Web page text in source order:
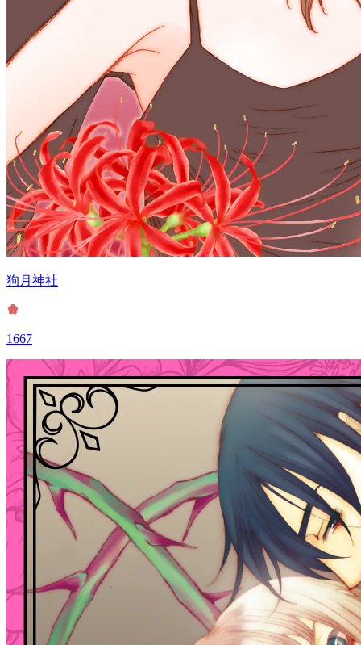
狗月神社
1667